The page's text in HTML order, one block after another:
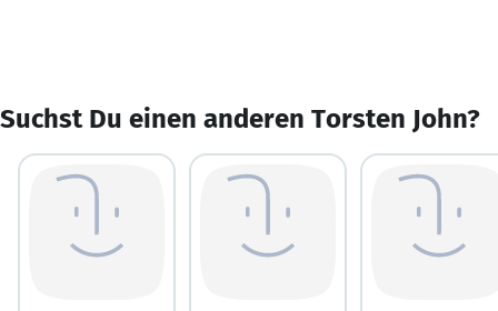
Suchst Du einen anderen Torsten John?